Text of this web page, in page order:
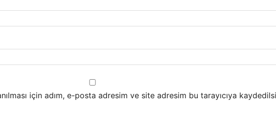
için adım, e-posta adresim ve site adresim bu tarayıcıya